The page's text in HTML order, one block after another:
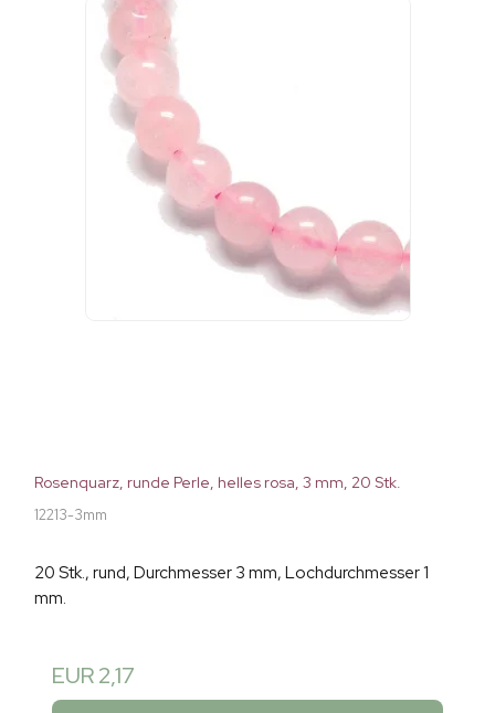
Rosenquarz, runde Perle, helles rosa, 3 mm, 20 Stk.
12213-3mm
20 Stk., rund, Durchmesser 3 mm, Lochdurchmesser 1
mm.
EUR 2,17